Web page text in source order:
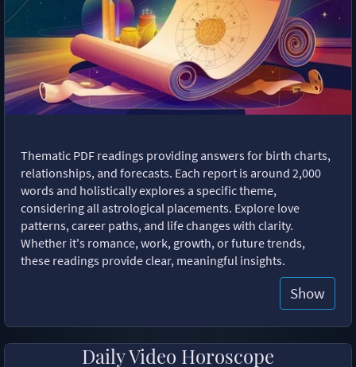
Thematic PDF readings providing answers for birth charts,
relationships, and forecasts. Each report is around 2,000
words and holistically explores a specific theme,
considering all astrological placements. Explore love
patterns, career paths, and life changes with clarity.
Whether it's romance, work, growth, or future trends,
these readings provide clear, meaningful insights.
Show
Daily Video Horoscope